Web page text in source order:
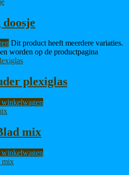
Dit product heeft meerdere variaties.
worden op de productpagina
plexiglas
winkelwagen
mix
winkelwagen